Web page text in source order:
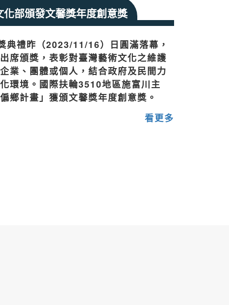
部頒發文馨獎年度創意獎
典禮昨（2023/11/16）日圓滿落幕，
席頒獎，表彰對臺灣藝術文化之維護
業、團體或個人，結合政府及民間力
環境。國際扶輪3510地區施富川主
鄉計畫」獲頒文馨獎年度創意獎。
看更多